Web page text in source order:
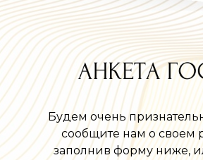
Будем очень
сообщите нам о своем
заполнив форму ниже,